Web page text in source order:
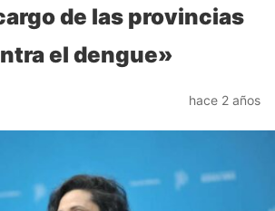
de las provincias
el dengue»
hace 2 años